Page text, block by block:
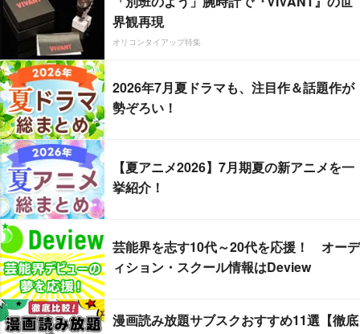
界観再現
オリコンタイアップ特集
2026年7月夏ドラマも、注目作＆話題作が
勢ぞろい！
【夏アニメ2026】7月期夏の新アニメを一
挙紹介！
芸能界を志す10代～20代を応援！ オーデ
ィション・スクール情報はDeview
漫画読み放題サブスクおすすめ11選【徹底